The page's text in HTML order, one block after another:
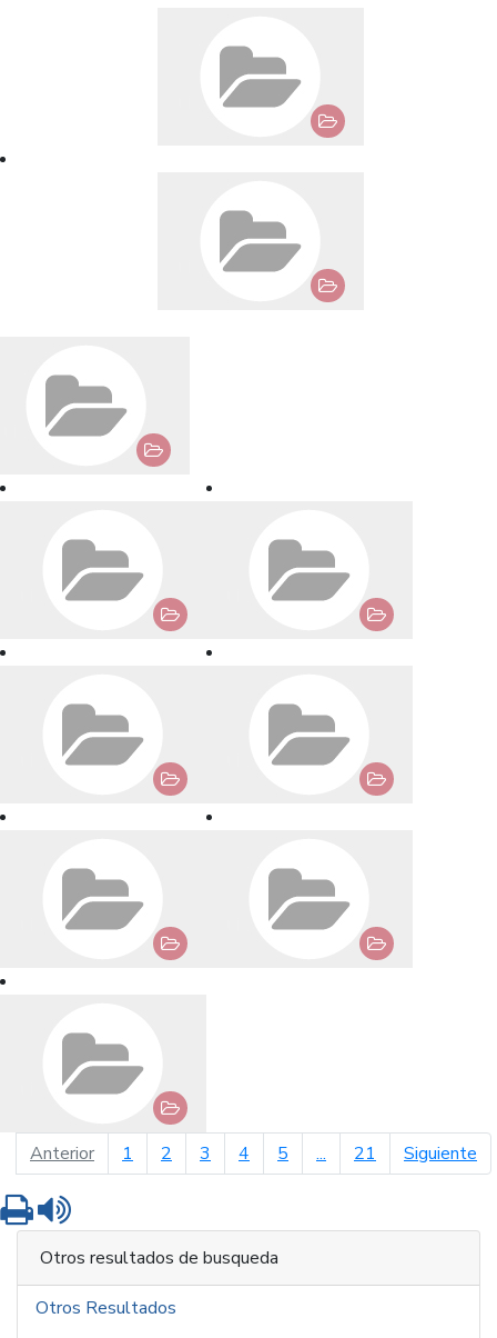
Anteriorpágina anterior
1 2 3 4 5 ... 21 Siguiente
Imprimir
Otros resultados de busqueda
Otros Resultados